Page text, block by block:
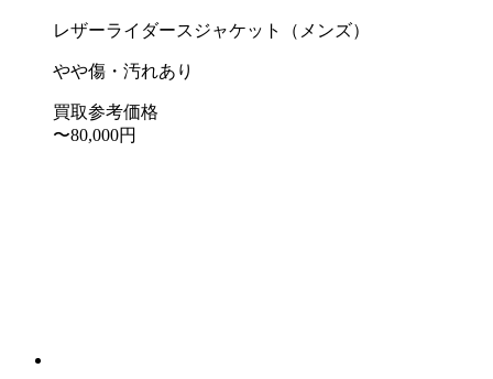
レザーライダースジャケット（メンズ）
やや傷・汚れあり
買取参考価格
〜80,000円